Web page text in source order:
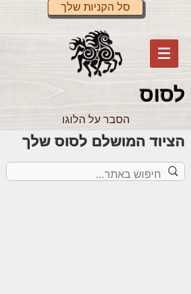
סל הקניות שלך
לסוס
הסבר על הלוגו
הציוד המושלם לסוס שלך